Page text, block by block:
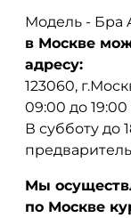
Модель - Бра
в Москве
адресу:
123060,
09:00 до
В субботу до
Мы
по Москве